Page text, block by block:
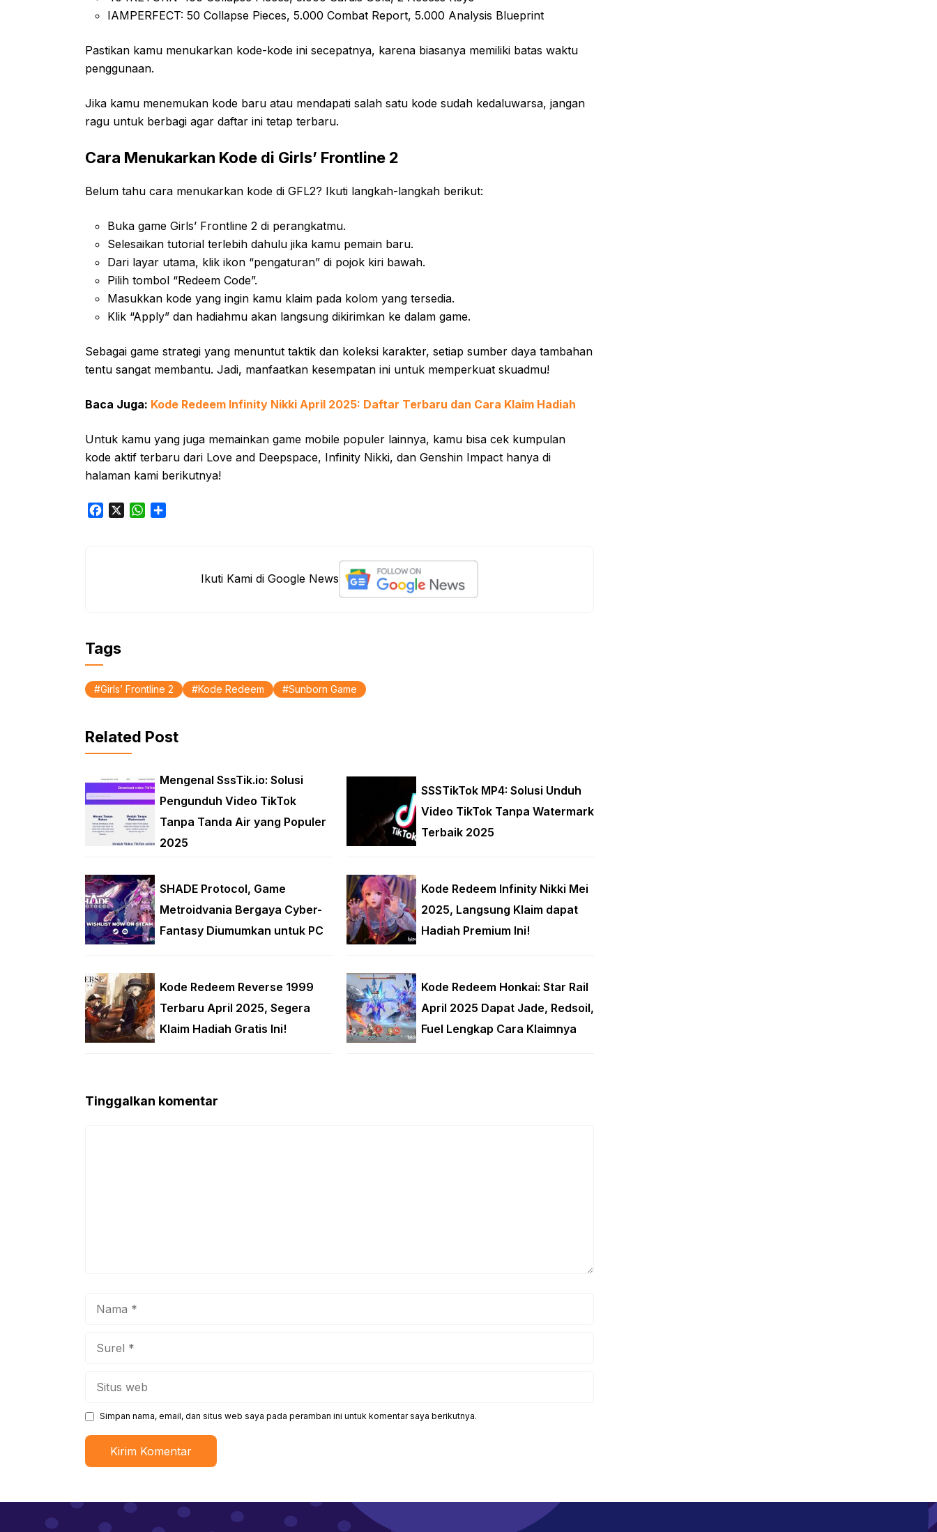
IAMPERFECT: 50 Collapse Pieces, 5.000 Combat Report, 5.000 Analysis Blueprint
Pastikan kamu menukarkan kode-kode ini secepatnya, karena biasanya memiliki batas waktu
penggunaan.
Jika kamu menemukan kode baru atau mendapati salah satu kode sudah kedaluwarsa, jangan
ragu untuk berbagi agar daftar ini tetap terbaru.
Cara Menukarkan Kode di Girls’ Frontline 2
Belum tahu cara menukarkan kode di GFL2? Ikuti langkah-langkah berikut:
Buka game Girls’ Frontline 2 di perangkatmu.
Selesaikan tutorial terlebih dahulu jika kamu pemain baru.
Dari layar utama, klik ikon “pengaturan” di pojok kiri bawah.
Pilih tombol “Redeem Code”.
Masukkan kode yang ingin kamu klaim pada kolom yang tersedia.
Klik “Apply” dan hadiahmu akan langsung dikirimkan ke dalam game.
Sebagai game strategi yang menuntut taktik dan koleksi karakter, setiap sumber daya tambahan
tentu sangat membantu. Jadi, manfaatkan kesempatan ini untuk memperkuat skuadmu!
Baca Juga: Kode Redeem Infinity Nikki April 2025: Daftar Terbaru dan Cara Klaim Hadiah
Untuk kamu yang juga memainkan game mobile populer lainnya, kamu bisa cek kumpulan
kode aktif terbaru dari Love and Deepspace, Infinity Nikki, dan Genshin Impact hanya di
halaman kami berikutnya!
W
Ikuti Kami di Google News
Tags
Girls’ Frontline 2 Kode Redeem Sunborn Game
Related Post
Mengenal SssTik.io: Solusi
Pengunduh Video TikTok
Tanpa Tanda Air yang Populer
2025
SSSTikTok MP4: Solusi Unduh
Video TikTok Tanpa Watermark
Terbaik 2025
SHADE Protocol, Game
Metroidvania Bergaya Cyber-
Fantasy Diumumkan untuk PC
Kode Redeem Infinity Nikki Mei
2025, Langsung Klaim dapat
Hadiah Premium Ini!
Kode Redeem Reverse 1999
Terbaru April 2025, Segera
Klaim Hadiah Gratis Ini!
Kode Redeem Honkai: Star Rail
April 2025 Dapat Jade, Redsoil,
Fuel Lengkap Cara Klaimnya
Tinggalkan komentar
Simpan nama, email, dan situs web saya pada peramban ini untuk komentar saya berikutnya.